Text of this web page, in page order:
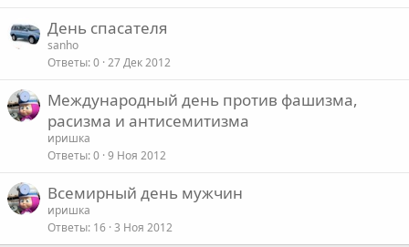
День спасателя
sanho
Ответы 0 27 Дек 2012
Международный день против фашизма,
расизма и антисемитизма
иришка
Ответы 0 9 Ноя 2012
Всемирный день мужчин
иришка
Ответы 16 3 Ноя 2012